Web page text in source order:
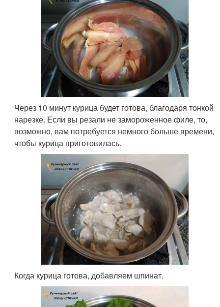
Через 10 минут курица будет готова, благодаря тонкой
нарезке. Если вы резали не замороженное филе, то,
возможно, вам потребуется немного больше времени,
чтобы курица приготовилась.
Когда курица готова, добавляем шпинат.